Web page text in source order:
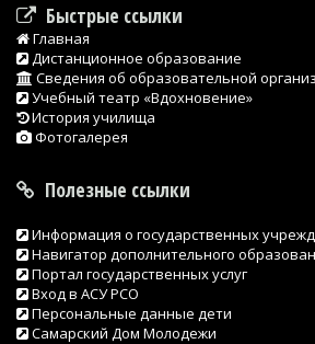
Быстрые ссылки
Главная
Дистанционное образование
Сведения об образовательной
Учебный театр «Вдохновение»
История училища
Фотогалерея
Полезные ссылки
Информация о государственных
Навигатор дополнительного
Портал государственных услуг
Вход в АСУ РСО
Персональные данные дети
Самарский Дом Молодежи